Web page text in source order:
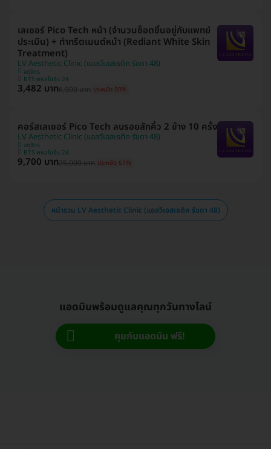
เลเซอร์ Pico Tech หน้า (จำนวนช็อตขึ้นอยู่กับแพทย์
ประเมิน) + ทำทรีตเมนต์หน้า (Rediant White Skin
Treatment)
LV Aesthetic Clinic (แอลวีเอสเธติค รัชดา 48)
จตุจักร
BTS พหลโยธิน 24
3,482 บาท6,900 บาท ประหยัด 50%
คอร์สเลเซอร์ Pico Tech ลบรอยสักคิ้ว 2 ข้าง 10 ครั้ง
LV Aesthetic Clinic (แอลวีเอสเธติค รัชดา 48)
จตุจักร
BTS พหลโยธิน 24
9,700 บาท25,000 บาท ประหยัด 61%
หน้ารวม LV Aesthetic Clinic (แอลวีเอสเธติค รัชดา 48)
แอดมินพร้อมดูแลคุณทุกวันทางไลน์
คุยกับแอดมิน ฟรี!